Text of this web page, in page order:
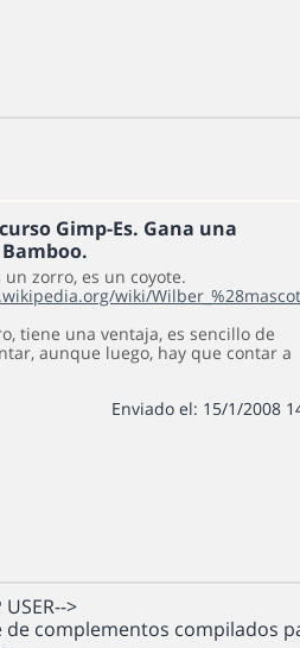
Gimp-Es. Gana una
un zorro, es un coyote.
wiki/
tiene una ventaja, es sencillo de
aunque luego, hay que contar a
Enviado el: 15/1/2008
>
de complementos compilados